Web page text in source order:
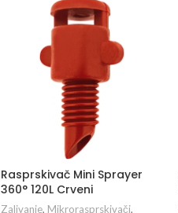
Rasprskivač Mini Sprayer
360° 120L Crveni
Zalivanje, Mikrorasprskivači,